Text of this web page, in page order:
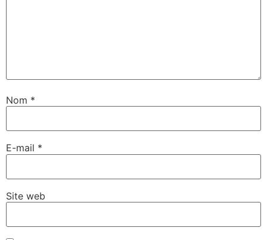
Nom *
E-mail *
Site web